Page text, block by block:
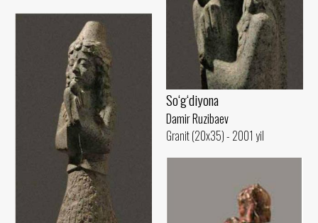
So‘g‘diyona
Damir Ruzibaev
Granit (20x35) - 2001 yil